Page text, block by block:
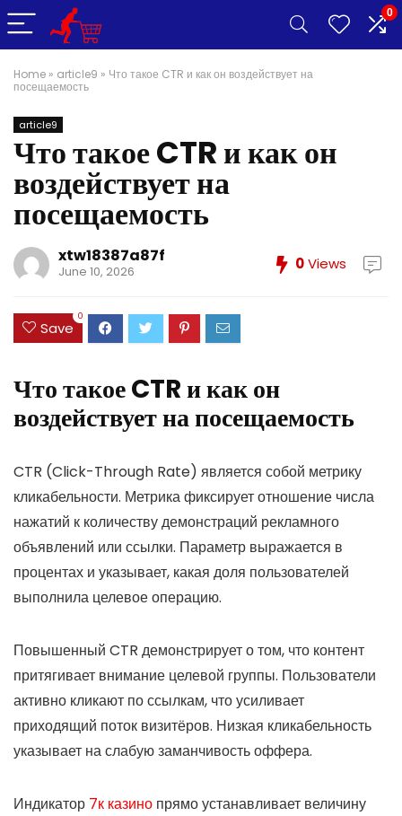
0
Home » article9 » Что такое CTR и как он воздействует на
посещаемость
article9
Что такое CTR и как он
воздействует на
посещаемость
xtw18387a87f
June 10, 2026 0Views
Save
0
Что такое CTR и как он
воздействует на посещаемость
CTR (Click-Through Rate) является собой метрику
кликабельности. Метрика фиксирует отношение числа
нажатий к количеству демонстраций рекламного
объявлений или ссылки. Параметр выражается в
процентах и указывает, какая доля пользователей
выполнила целевое операцию.
Повышенный CTR демонстрирует о том, что контент
притягивает внимание целевой группы. Пользователи
активно кликают по ссылкам, что усиливает
приходящий поток визитёров. Низкая кликабельность
указывает на слабую заманчивость оффера.
Индикатор 7к казино прямо устанавливает величину